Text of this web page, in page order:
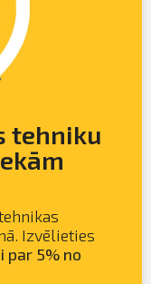
tehniku
Izvēlieties
par 5% no